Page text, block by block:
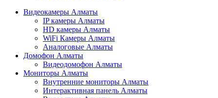
Видеокамеры Алматы
IP камеры Алматы
HD камеры Алматы
WiFi Камеры Алматы
Аналоговые Алматы
Домофон Алматы
Видеодомофон Алматы
Мониторы Алматы
Внутренние мониторы Алматы
Интерактивная панель Алматы